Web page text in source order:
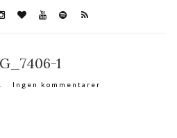
1
Ingen kommentarer